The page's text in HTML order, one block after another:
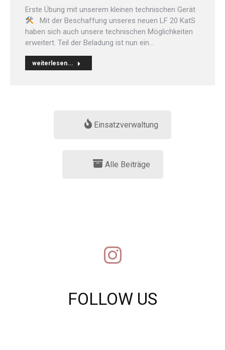
Erste Übung mit unserem kleinen technischen Gerät
Mit der Beschaffung unseres neuen LF 20 KatS
haben sich auch unsere technischen Möglichkeiten
erweitert. Teil der Beladung ist nun ein…
weiterlesen...
Einsatzverwaltung
Alle Beiträge
FOLLOW US